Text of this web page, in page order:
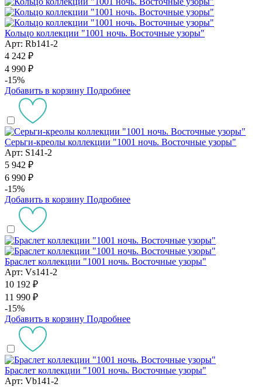
Кольцо коллекции "1001 ночь. Восточные узоры"
Арт: Rb141-2
4 242 ₽
4 990 ₽
-15%
Добавить в корзину Подробнее
Серьги-креолы коллекции "1001 ночь. Восточные узоры"
Арт: S141-2
5 942 ₽
6 990 ₽
-15%
Добавить в корзину Подробнее
Браслет коллекции "1001 ночь. Восточные узоры"
Арт: Vs141-2
10 192 ₽
11 990 ₽
-15%
Добавить в корзину Подробнее
Браслет коллекции "1001 ночь. Восточные узоры"
Арт: Vb141-2